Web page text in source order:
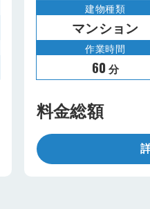
建物種類
マンション
作業時間
60 分
料金総額